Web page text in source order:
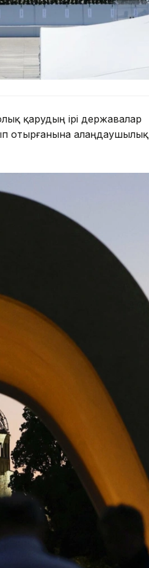
қарудың ірі державалар
отырғанына алаңдаушылық